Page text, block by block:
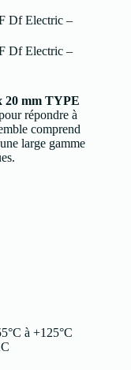
Df Electric –
Df Electric –
20 mm TYPE
répondre à
comprend
large gamme
à +125°C